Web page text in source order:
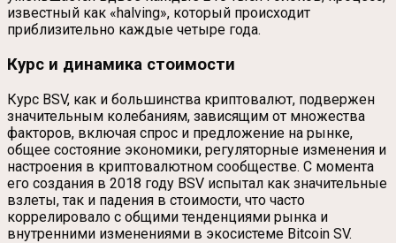
известный как «halving», который происходит
приблизительно каждые четыре года.
Курс и динамика стоимости
Курс BSV, как и большинства криптовалют, подвержен
значительным колебаниям, зависящим от множества
факторов, включая спрос и предложение на рынке,
общее состояние экономики, регуляторные изменения и
настроения в криптовалютном сообществе. С момента
его создания в 2018 году BSV испытал как значительные
взлеты, так и падения в стоимости, что часто
коррелировало с общими тенденциями рынка и
внутренними изменениями в экосистеме Bitcoin SV.